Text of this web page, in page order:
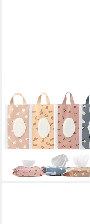
Windeltasche 4er Pack
Feuchttuecher Tasche
Wiederverwendbare
Feuchttuecher Box (1-tlg)
17,99 €
UVP22,99 €
-22%
lieferbar in 2 Wochen